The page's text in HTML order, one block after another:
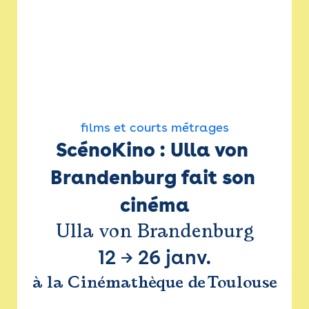
films et courts métrages
ScénoKino : Ulla von
Brandenburg fait son
cinéma
Ulla von Brandenburg
12 → 26 janv.
à la Cinémathèque de Toulouse